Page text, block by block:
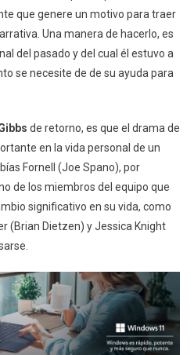
que genere un motivo para traer
Una manera de hacerlo, es
del pasado y del cual él estuvo a
se necesite de de su ayuda para
de retorno, es que el drama de
en la vida personal de un
Fornell (Joe Spano), por
de los miembros del equipo que
significativo en su vida, como
(Brian Dietzen) y Jessica Knight